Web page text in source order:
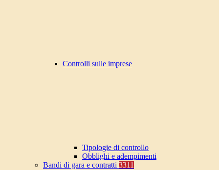
Controlli sulle imprese
Tipologie di controllo
Obblighi e adempimenti
Bandi di gara e contratti 3311